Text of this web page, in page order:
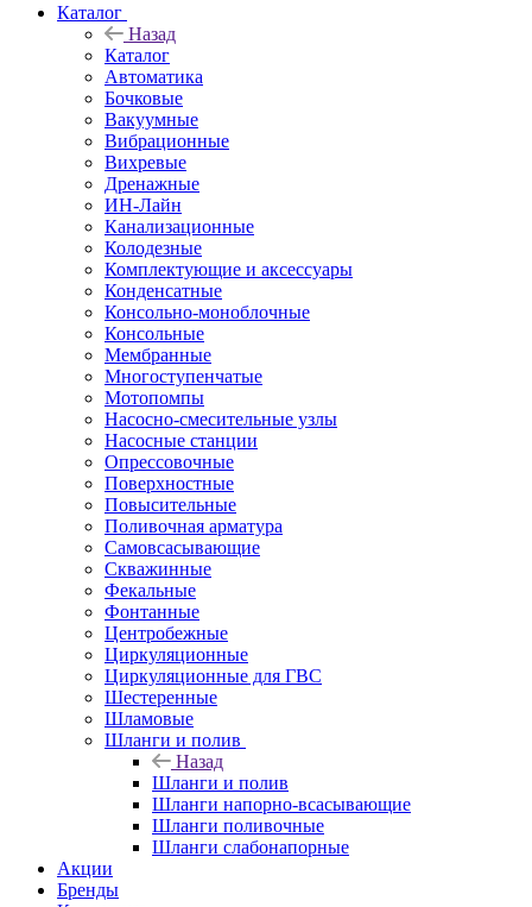
Каталог
Назад
Каталог
Автоматика
Бочковые
Вакуумные
Вибрационные
Вихревые
Дренажные
ИН-Лайн
Канализационные
Колодезные
Комплектующие и аксессуары
Конденсатные
Консольно-моноблочные
Консольные
Мембранные
Многоступенчатые
Мотопомпы
Насосно-смесительные узлы
Насосные станции
Опрессовочные
Поверхностные
Повысительные
Поливочная арматура
Самовсасывающие
Скважинные
Фекальные
Фонтанные
Центробежные
Циркуляционные
Циркуляционные для ГВС
Шестеренные
Шламовые
Шланги и полив
Назад
Шланги и полив
Шланги напорно-всасывающие
Шланги поливочные
Шланги слабонапорные
Акции
Бренды